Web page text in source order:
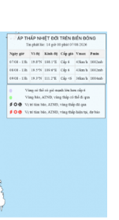
thời sự
đêm khuya
yêu
cho bé
tâm hồn